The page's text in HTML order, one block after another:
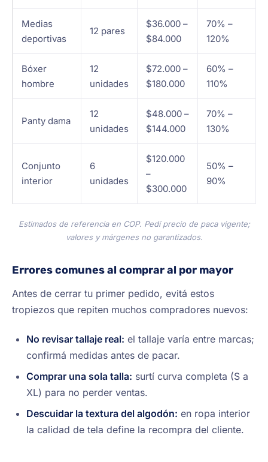
Medias
deportivas
12 pares
$36.000 –
$84.000
70% –
120%
Bóxer
hombre
12
unidades
$72.000 –
$180.000
60% –
110%
Panty dama
12
unidades
$48.000 –
$144.000
70% –
130%
Conjunto
interior
6
unidades
$120.000
–
$300.000
50% –
90%
Estimados de referencia en COP. Pedí precio de paca vigente;
valores y márgenes no garantizados.
Errores comunes al comprar al por mayor
Antes de cerrar tu primer pedido, evitá estos
tropiezos que repiten muchos compradores nuevos:
No revisar tallaje real: el tallaje varía entre marcas;
confirmá medidas antes de pacar.
Comprar una sola talla: surtí curva completa (S a
XL) para no perder ventas.
Descuidar la textura del algodón: en ropa interior
la calidad de tela define la recompra del cliente.